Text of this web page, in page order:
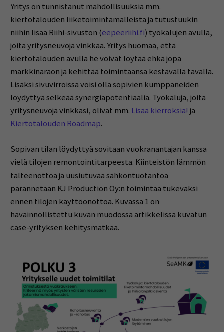
Yritys on tunnistanut mahdollisuuksia mm.
kiertotalouden liiketoimintamalleista ja tutustuukin
niihin lisää Riihi-sivuston (eepeeriihi.fi) työkalujen avulla,
joita yritysneuvoja vinkkaa. Yritys huomaa, että
kiertotalouden avulla he voivat löytää ehkä jopa
markkinaraon ja kehittää toimintaansa kestävällä tavalla.
Lisäksi sivuvirroissa voisi olla sopivien kumppaneiden
löydyttyä selkeää synergiapotentiaalia. Työkaluja, joita
yritysneuvoja vinkkasi, olivat mm. Lisää kierroksia! ja
Kiertotalouden Roadmap.
Sopivan tilan löydyttyä sovitaan vuokranantajan kanssa
vielä tilojen remontointitarpeesta. Kiinteistön lämmön
talteenottoa ja uusiutuvaa sähköntuotantoa
parannetaan KJ Production Oy:n toimintaa tukevaksi
ennen tilojen käyttöönottoa. Kuvassa 1 on
havainnollistettu kuvan muodossa artikkelissa kuvatun
case-yrityksen kehitysmatkaa.